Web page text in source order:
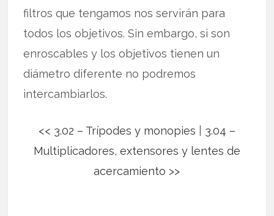
filtros que tengamos nos servirán para
todos los objetivos. Sin embargo, si son
enroscables y los objetivos tienen un
diámetro diferente no podremos
intercambiarlos.
<< 3.02 – Trípodes y monopies
3.04 –
Multiplicadores, extensores y lentes de
acercamiento >>